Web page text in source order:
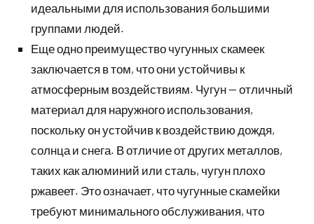
идеальными для использования большими
группами людей.
Еще одно преимущество чугунных скамеек
заключается в том, что они устойчивы к
атмосферным воздействиям. Чугун — отличный
материал для наружного использования,
поскольку он устойчив к воздействию дождя,
солнца и снега. В отличие от других металлов,
таких как алюминий или сталь, чугун плохо
ржавеет. Это означает, что чугунные скамейки
требуют минимального обслуживания, что